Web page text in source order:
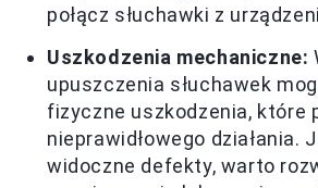
połącz słuchawki z
Uszkodzenia mechaniczne:
upuszczenia słuchawek
fizyczne uszkodzenia, które
nieprawidłowego działania.
widoczne defekty, warto